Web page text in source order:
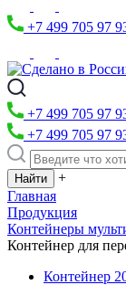
+7 499 705 97
+7 499 705 97
+7 499 705 97
+
Главная
Продукция
Контейнеры
Контейнер для
Контейнер